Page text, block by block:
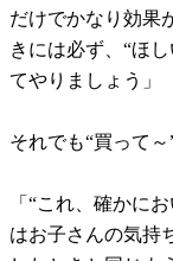
だけでかなり効果
きには必ず、“ほ
てやりましょう」
それでも“買って
「“これ、確かに
はお子さんの気持